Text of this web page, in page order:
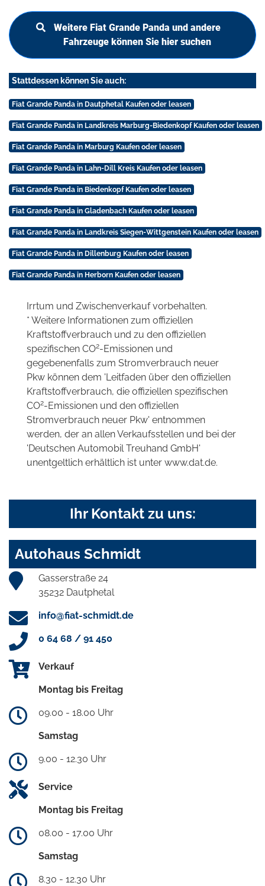
Weitere Fiat Grande Panda und andere
Fahrzeuge können Sie hier suchen
Stattdessen können Sie auch:
Fiat Grande Panda in Dautphetal Kaufen oder leasen
Fiat Grande Panda in Landkreis Marburg-Biedenkopf Kaufen oder leasen
Fiat Grande Panda in Marburg Kaufen oder leasen
Fiat Grande Panda in Lahn-Dill Kreis Kaufen oder leasen
Fiat Grande Panda in Biedenkopf Kaufen oder leasen
Fiat Grande Panda in Gladenbach Kaufen oder leasen
Fiat Grande Panda in Landkreis Siegen-Wittgenstein Kaufen oder leasen
Fiat Grande Panda in Dillenburg Kaufen oder leasen
Fiat Grande Panda in Herborn Kaufen oder leasen
Irrtum und Zwischenverkauf vorbehalten.
* Weitere Informationen zum offiziellen
Kraftstoffverbrauch und zu den offiziellen
spezifischen CO2-Emissionen und
gegebenenfalls zum Stromverbrauch neuer
Pkw können dem 'Leitfaden über den offiziellen
Kraftstoffverbrauch, die offiziellen spezifischen
CO2-Emissionen und den offiziellen
Stromverbrauch neuer Pkw' entnommen
werden, der an allen Verkaufsstellen und bei der
'Deutschen Automobil Treuhand GmbH'
unentgeltlich erhältlich ist unter www.dat.de.
Ihr Kontakt zu uns:
Autohaus Schmidt
Gasserstraße 24
35232 Dautphetal
info@fiat-schmidt.de
0 64 68 / 91 450
Verkauf
Montag bis Freitag
09.00 - 18.00 Uhr
Samstag
9.00 - 12.30 Uhr
Service
Montag bis Freitag
08.00 - 17.00 Uhr
Samstag
8.30 - 12.30 Uhr